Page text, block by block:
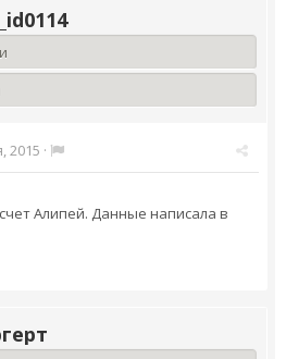
2015 ·
Алипей. Данные написала в